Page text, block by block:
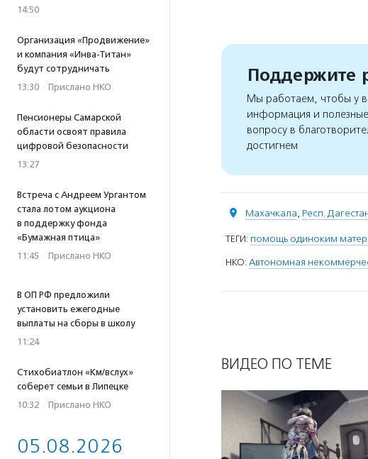
14:50
Организация «Продвижение»
и компания «Инва-Титан»
будут сотрудничать
13:30 · Прислано НКО
Пенсионеры Самарской
области освоят правила
цифровой безопасности
13:27
Встреча с Андреем Ургантом
стала лотом аукциона
в поддержку фонда
«Бумажная птица»
11:45 · Прислано НКО
В ОП РФ предложили
установить ежегодные
выплаты на сборы в школу
11:24
Стихобиатлон «Км/вслух»
соберет семьи в Липецке
10:32 · Прислано НКО
05.08.2026
Поддержите
Мы работаем, чтобы у
информация и
вопросу в
достигнем
Махачкала, Респ.
ТЕГИ: помощь одиноким
НКО: Автономная
ВИДЕО ПО ТЕМЕ